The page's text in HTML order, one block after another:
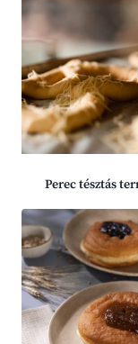
Perec tésztás